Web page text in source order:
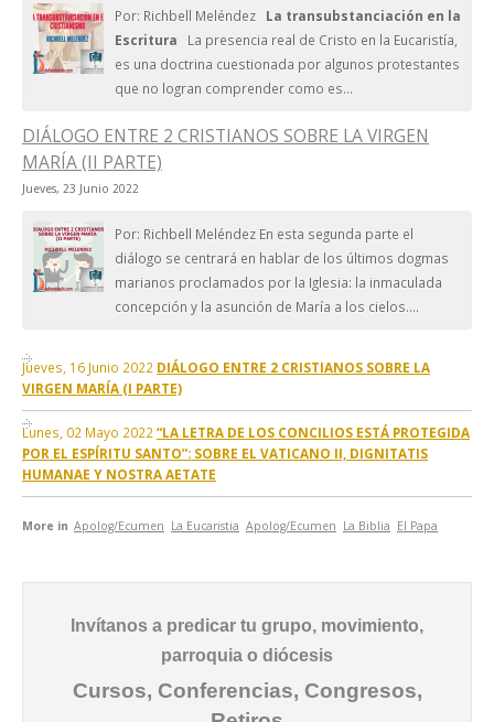
Por: Richbell Meléndez La transubstanciación en la
Escritura La presencia real de Cristo en la Eucaristía,
es una doctrina cuestionada por algunos protestantes
que no logran comprender como es...
DIÁLOGO ENTRE 2 CRISTIANOS SOBRE LA VIRGEN
MARÍA (II PARTE)
Jueves, 23 Junio 2022
Por: Richbell Meléndez En esta segunda parte el
diálogo se centrará en hablar de los últimos dogmas
marianos proclamados por la Iglesia: la inmaculada
concepción y la asunción de María a los cielos....
Jueves, 16 Junio 2022 DIÁLOGO ENTRE 2 CRISTIANOS SOBRE LA
VIRGEN MARÍA (I PARTE)
Lunes, 02 Mayo 2022 “LA LETRA DE LOS CONCILIOS ESTÁ PROTEGIDA
POR EL ESPÍRITU SANTO”: SOBRE EL VATICANO II, DIGNITATIS
HUMANAE Y NOSTRA AETATE
More in Apolog/Ecumen La Eucaristia Apolog/Ecumen La Biblia El Papa
Invítanos a predicar tu grupo, movimiento,
parroquia o diócesis
Cursos, Conferencias, Congresos,